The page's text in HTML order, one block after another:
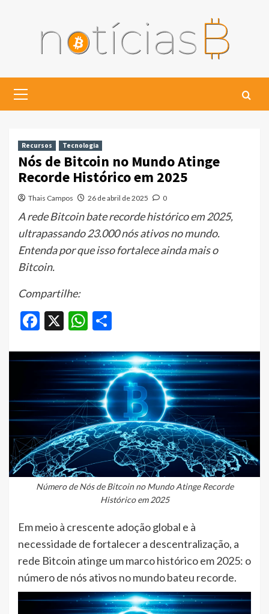
Menu
Recursos Tecnologia
Nós de Bitcoin no Mundo Atinge
Recorde Histórico em 2025
Thais Campos 26 de abril de 2025 0
A rede Bitcoin bate recorde histórico em 2025,
ultrapassando 23.000 nós ativos no mundo.
Entenda por que isso fortalece ainda mais o
Bitcoin.
Compartilhe:
Facebook
X WhatsApp
Número de Nós de Bitcoin no Mundo Atinge Recorde
Histórico em 2025
Em meio à crescente adoção global e à
necessidade de fortalecer a descentralização, a
rede Bitcoin atinge um marco histórico em 2025: o
número de nós ativos no mundo bateu recorde.